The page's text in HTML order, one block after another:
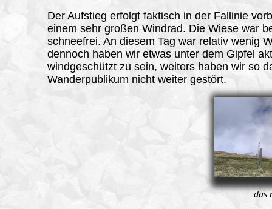
DerAufstieg erfolgt faktisch in der Fallinie
einem sehr großen Windrad. Die Wiese war
schneefrei. An diesem Tag war relativ wenig
dennoch haben wir etwas unter dem Gipfel
windgeschützt zu sein, weiters haben wir so
Wanderpublikum nicht weiter gestört.
das